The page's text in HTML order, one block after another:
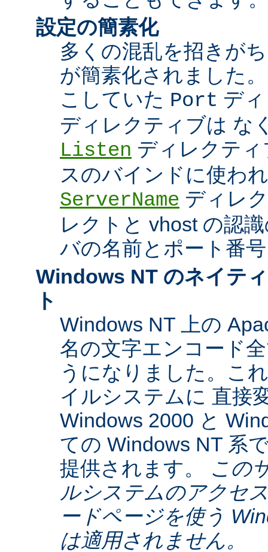
設定の簡素化
多くの混乱を招きが
が簡素化されました
こしていた Port デ
ディレクティブは な
Listen ディレクテ
スのバインドに使わ
ServerName ディレ
レクトと vhost の認
バの名前とポート番
Windows NT のネイテ
ト
Windows NT 上の
名の文字エンコード
うになりました。こ
イルシステムに 直接
Windows 2000 と
ての Windows NT 系
提供されます。
この
ルシステムのアクセ
ードページを使う
は適用されません。